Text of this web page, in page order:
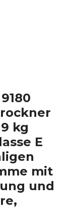
kg
E
mit
und